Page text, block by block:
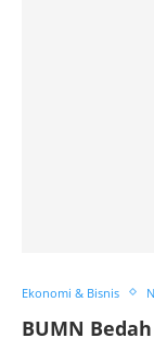
Ekonomi & Bisnis
BUMN